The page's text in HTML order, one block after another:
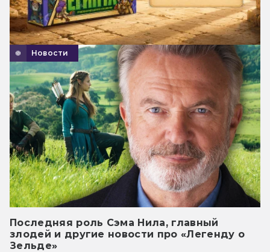
Новости
Последняя роль Сэма Нила, главный
злодей и другие новости про «Легенду о
Зельде»